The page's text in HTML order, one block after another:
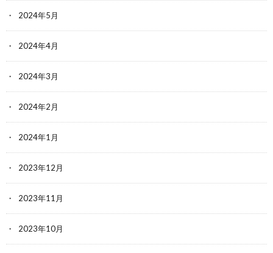
2024年5月
2024年4月
2024年3月
2024年2月
2024年1月
2023年12月
2023年11月
2023年10月